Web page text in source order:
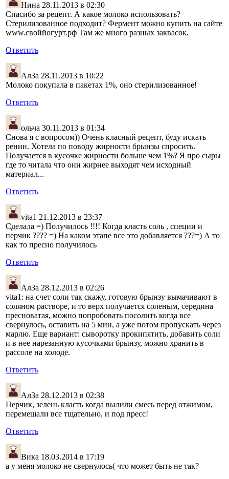
Нина 28.11.2013 в 02:30
Спасибо за рецепт. А какое молоко использовать?
Стерилизованное подходит? Фермент можно купить на сайте
www.своййогурт.рф Там же много разных заквасок.
Ответить
АлЗа 28.11.2013 в 10:22
Молоко покупала в пакетах 1%, оно стерилизованное!
Ответить
ольча 30.11.2013 в 01:34
Снова я с вопросом)) Очень класный рецепт, буду искать
ренин. Хотела по поводу жирности брынзы спросить.
Получается в кусочке жирности больше чем 1%? Я про сыры
где то читала что они жирнее выходят чем исходный
материал...
Ответить
vita1 21.12.2013 в 23:37
Сделала =) Получилось !!!! Когда класть соль , специи и
перчик ???? =) На каком этапе все это добавляется ???=) А то
как то пресно получилось
Ответить
АлЗа 28.12.2013 в 02:26
vita1: на счет соли так скажу, готовую брынзу вымачивают в
соляном растворе, и то верх получается соленым, середина
пресноватая, можно попробовать посолить когда все
свернулось, оставить на 5 мин, а уже потом пропускать через
марлю. Еще вариант: сыворотку прокипятить, добавить соли
и в нее нарезанную кусочками брынзу, можно хранить в
рассоле на холоде.
Ответить
АлЗа 28.12.2013 в 02:38
Перчик, зелень класть когда вылили смесь перед отжимом,
перемешали все тщательно, и под пресс!
Ответить
Вика 18.03.2014 в 17:19
а у меня молоко не свернулось( что может быть не так?